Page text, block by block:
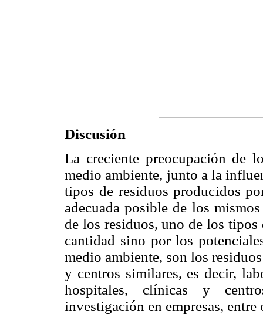
Discusión
La creciente preocupación de
medio ambiente, junto a la
tipos de residuos producidos
adecuada posible de los
de los residuos, uno de los
cantidad sino por los
medio ambiente, son los
y centros similares, es decir,
hospitales, clínicas y
investigación en empresas,